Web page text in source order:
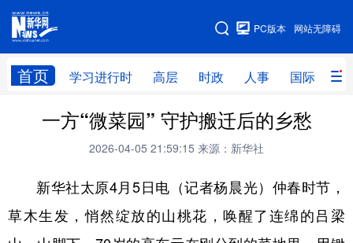
网站无障碍
PC版本
首页 学习进行时 高层 时政 人事 国际 财
网站地图
学习进行时 高层 时政 人事
财经 网评
台湾 思客智库 全球连线 教育
科技 科创 量子 体育
一方“微菜园” 守护搬迁后的乡愁
2026-04-05 21:59:15 来源：新华社
新华社太原4月5日电（记者杨晨光）仲春时节，
草木生发，悄然绽放的山桃花，唤醒了连绵的吕梁